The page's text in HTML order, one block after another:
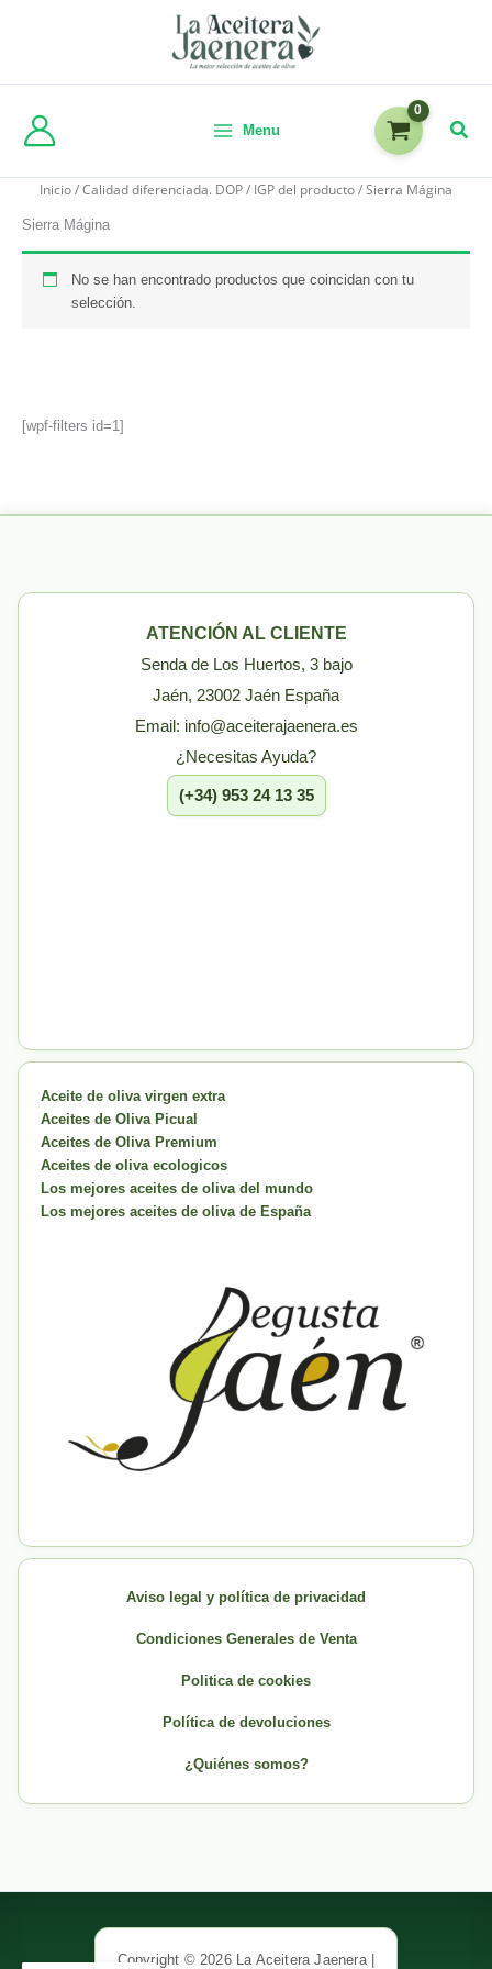
Menu
[wpf-filters id=1]
Inicio/ Calidad diferenciada. DOP / IGP del producto / Sierra Mágina
Sierra Mágina
No se han encontrado productos que coincidan con tu
selección.
ATENCIÓN AL CLIENTE
Senda de Los Huertos, 3 bajo
Jaén, 23002 Jaén España
Email: info@aceiterajaenera.es
¿Necesitas Ayuda?
(+34) 953 24 13 35
Aceite de oliva virgen extra
Aceites de Oliva Picual
Aceites de Oliva Premium
Aceites de oliva ecologicos
Los mejores aceites de oliva del mundo
Los mejores aceites de oliva de España
Aviso legal y política de privacidad
Condiciones Generales de Venta
Politica de cookies
Política de devoluciones
¿Quiénes somos?
Copyright © 2026 La Aceitera Jaenera |